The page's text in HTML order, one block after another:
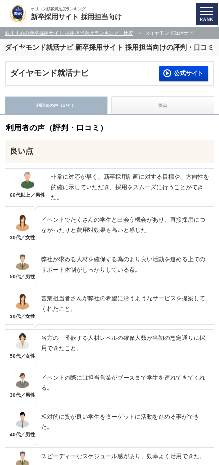
オリコン顧客満足度ランキング
新卒採用サイト 採用担当向け
おすすめの新卒採用サイト 採用担当向けランキング・比較 ダイヤモンド就活ナビ
ダイヤモンド就活ナビ新卒採用サイト 採用担当向けの評判・口コミ
ダイヤモンド就活ナビ 公式サイト
利用者の声（17件） 得点
利用者の声（評判・口コミ）
良い点
60代以上／男性
非常に対応が早く、新卒採用計画に対する目標や、方向性を
的確に示していただき、採用をスムーズに行うことができ
た。
30代／女性
イベントでたくさんの学生と出会う機会があり、直接採用につ
ながったりと費用対効果も高いと感じた。
50代／男性
弊社が求める人材を確保する為のより良い活動を進める上での
サポート体制がしっかりしている点。
30代／女性
営業担当者さんが弊社の希望に沿うようなサービスを提案して
くれたこと。
50代／女性
当方の一番欲する人材レベルの確保人数が当初の想定通りに採
用できたこと。
30代／男性
イベントの際には担当営業がブースまで学生を連れてきてくれ
る。
40代／男性
相対的に質が良い学生をターゲットに活動を進める事ができ
た。
スピーディーなスケジュール感があり、効率よく活用できた。